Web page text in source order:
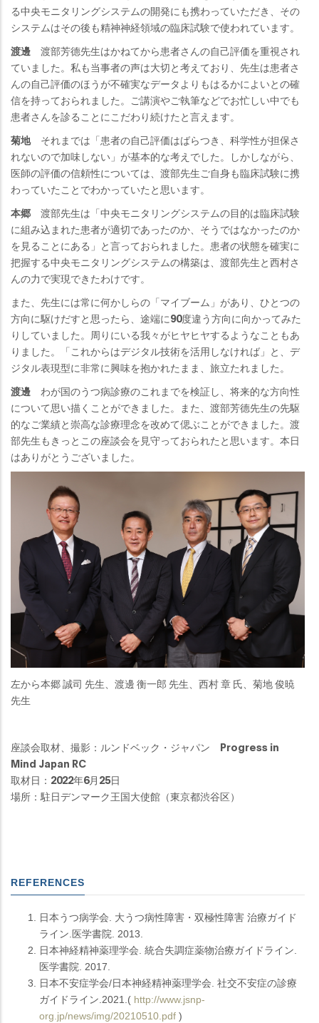
る中央モニタリングシステムの開発にも携わっていただき、その
システムはその後も精神神経領域の臨床試験で使われています。
渡邊 渡部芳德先生はかねてから患者さんの自己評価を重視され
ていました。私も当事者の声は大切と考えており、先生は患者さ
んの自己評価のほうが不確実なデータよりもはるかによいとの確
信を持っておられました。ご講演やご執筆などでお忙しい中でも
患者さんを診ることにこだわり続けたと言えます。
菊地それまでは「患者の自己評価はばらつき、科学性が担保さ
れないので加味しない」が基本的な考えでした。しかしながら、
医師の評価の信頼性については、渡部先生ご自身も臨床試験に携
わっていたことでわかっていたと思います。
本郷 渡部先生は「中央モニタリングシステムの目的は臨床試験
に組み込まれた患者が適切であったのか、そうではなかったのか
を見ることにある」と言っておられました。患者の状態を確実に
把握する中央モニタリングシステムの構築は、渡部先生と西村さ
んの力で実現できたわけです。
また、先生には常に何かしらの「マイブーム」があり、ひとつの
方向に駆けだすと思ったら、途端に90度違う方向に向かってみた
りしていました。周りにいる我々がヒヤヒヤするようなこともあ
りました。「これからはデジタル技術を活用しなければ」と、デ
ジタル表現型に非常に興味を抱かれたまま、旅立たれました。
渡邊 わが国のうつ病診療のこれまでを検証し、将来的な方向性
について思い描くことができました。また、渡部芳德先生の先駆
的なご業績と崇高な診療理念を改めて偲ぶことができました。渡
部先生もきっとこの座談会を見守っておられたと思います。本日
はありがとうございました。
左から本郷 誠司 先生、渡邊 衡一郎 先生、西村 章 氏、菊地 俊暁
先生
座談会取材、撮影：ルンドベック・ジャパン Progress in
Mind Japan RC
取材日：2022年6月25日
場所：駐日デンマーク王国大使館（東京都渋谷区）
REFERENCES
日本うつ病学会. 大うつ病性障害・双極性障害 治療ガイド
ライン.医学書院. 2013.
日本神経精神薬理学会. 統合失調症薬物治療ガイドライン.
医学書院. 2017.
日本不安症学会/日本神経精神薬理学会. 社交不安症の診療
ガイドライン.2021.( http://www.jsnp-
org.jp/news/img/20210510.pdf )